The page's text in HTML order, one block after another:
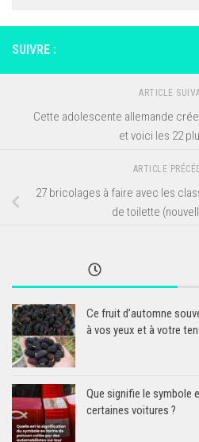
SUIVRE :
ARTICLE
Cette adolescente allemande
et voici les 22
ARTICLE
27 bricolages à faire avec les
de toilette
Ce fruit d’automne
à vos yeux et à votre
Que signifie le symbole
certaines voitures ?